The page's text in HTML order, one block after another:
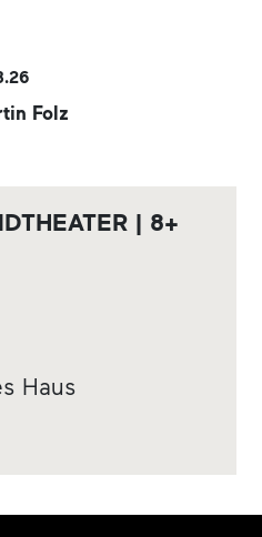
26
Folz
| 8+
Haus